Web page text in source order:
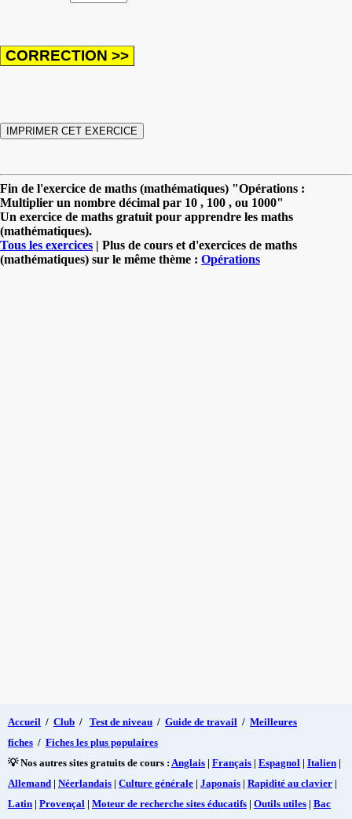
Fin de l'exercice de maths (mathématiques) "Opérations :
Multiplier un nombre décimal par 10 , 100 , ou 1000"
Un exercice de maths gratuit pour apprendre les maths
(mathématiques).
Tous les exercices | Plus de cours et d'exercices de maths
(mathématiques) sur le même thème : Opérations
Accueil / Club / Test de niveau / Guide de travail / Meilleures
fiches / Fiches les plus populaires
💡 Nos autres sites gratuits de cours : Anglais | Français | Espagnol | Italien |
Allemand | Néerlandais | Culture générale | Japonais | Rapidité au clavier |
Latin | Provençal | Moteur de recherche sites éducatifs | Outils utiles | Bac